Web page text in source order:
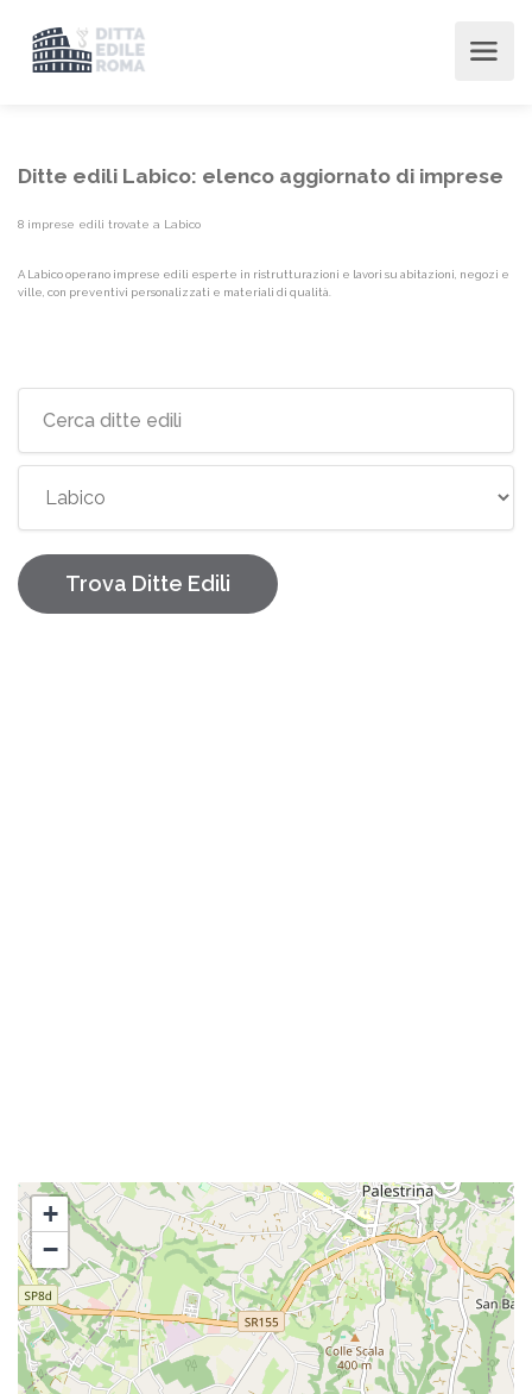
Ditte edili Labico: elenco aggiornato di imprese
8 imprese edili trovate a Labico
A Labico operano imprese edili esperte in ristrutturazioni e lavori su abitazioni, negozi e
ville, con preventivi personalizzati e materiali di qualità.
Elenco imprese edili {label}
Trova Ditte Edili
+
−